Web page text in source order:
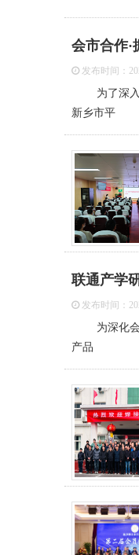
会市合作
发布时间：
为了深入贯
新乡市平
联通产学
发布时间：
为深化会市
产品